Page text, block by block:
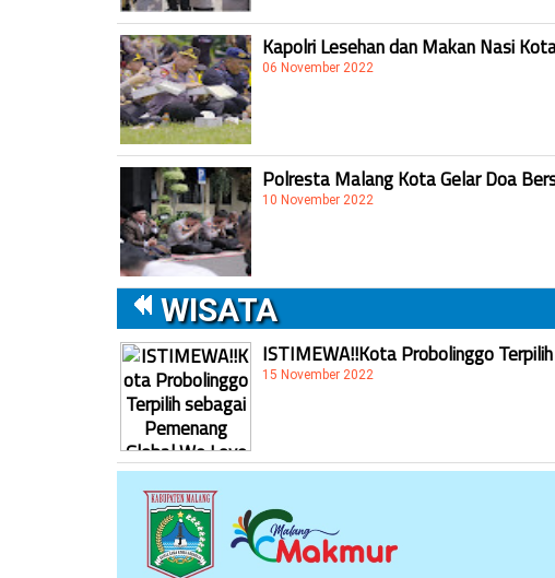
Kapolri Lesehan dan Makan Nasi
06 November 2022
Polresta Malang Kota Gelar Doa
10 November 2022
WISATA
ISTIMEWA!!Kota Probolinggo
15 November 2022